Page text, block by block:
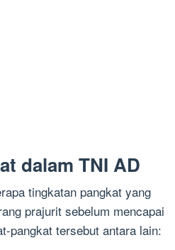
dalam TNI AD
tingkatan pangkat yang
prajurit sebelum mencapai
pangkat tersebut antara lain: